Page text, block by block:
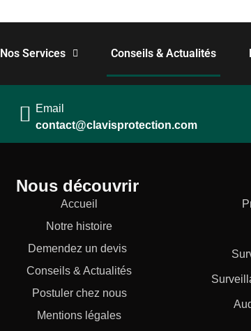
Nos Services Conseils & Actualités
Email
contact@clavisprotection.com
Nous découvrir
Accueil
Notre histoire
Demendez un devis
Conseils & Actualités
Postuler chez nous
Mentions légales